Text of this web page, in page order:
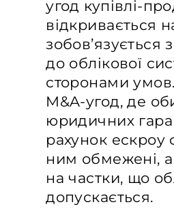
угод купівлі-
відкривається
зобов’язується
до облікової
сторонами
M&A-угод, де
юридичних
рахунок ескроу
ним обмежені,
на частки, що
допускається.